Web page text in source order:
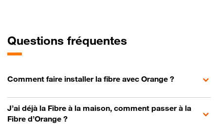
Questions fréquentes
Comment faire installer la fibre avec Orange ?
J’ai déjà la Fibre à la maison, comment passer à la
Fibre d’Orange ?